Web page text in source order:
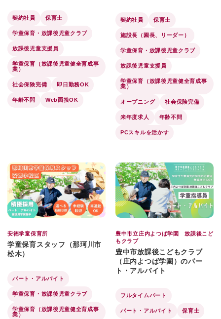
契約社員 保育士
学童保育・放課後児童クラブ
放課後児童支援員
学童保育（放課後児童健全育成事
業）
社会保険完備 即日勤務OK
年齢不問 Web面接OK
契約社員 保育士
施設長（園長、リーダー）
学童保育・放課後児童クラブ
放課後児童支援員
学童保育（放課後児童健全育成事
業）
オープニング 社会保険完備
来年度求人 年齢不問
PCスキルを活かす
安徳学童保育所
学童保育スタッフ（那珂川市
松木）
パート・アルバイト
学童保育・放課後児童クラブ
学童保育（放課後児童健全育成事
業）
豊中市立庄内よつば学園 放課後こど
もクラブ
豊中市放課後こどもクラブ
（庄内よつば学園）のパー
ト・アルバイト
フルタイムパート
パート・アルバイト 保育士